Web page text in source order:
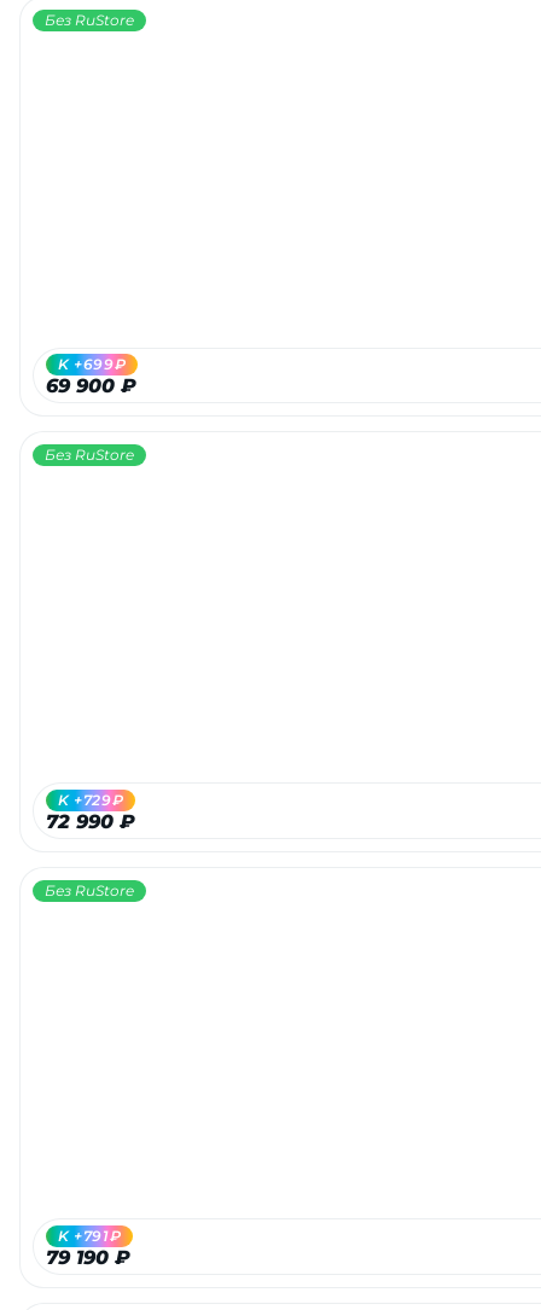
Без RuStore
69 900 ₽
K +699₽
Без RuStore
72 990 ₽
K +729₽
Без RuStore
79 190 ₽
K +791₽